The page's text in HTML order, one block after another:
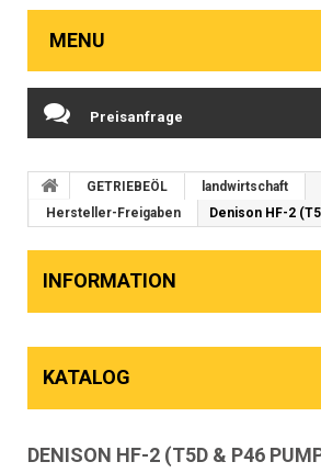
MENU
Preisanfrage
GETRIEBEÖL
landwirtschaft
Hersteller-Freigaben
Denison HF-2
INFORMATION
KATALOG
DENISON HF-2 (T5D & P46